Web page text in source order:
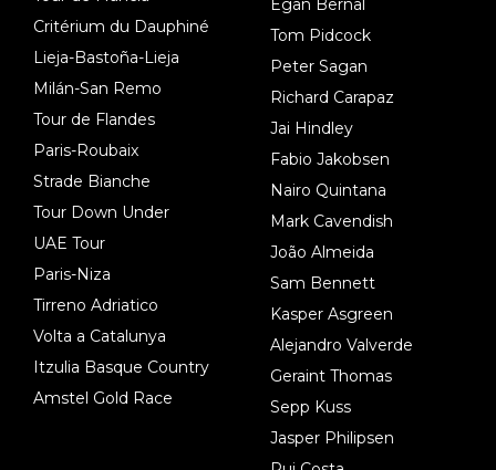
Critérium du Dauphiné
Lieja-Bastoña-Lieja
Milán-San Remo
Tour de Flandes
Paris-Roubaix
Strade Bianche
Tour Down Under
UAE Tour
Paris-Niza
Tirreno Adriatico
Volta a Catalunya
Itzulia Basque Country
Amstel Gold Race
Egan Bernal
Tom Pidcock
Peter Sagan
Richard Carapaz
Jai Hindley
Fabio Jakobsen
Nairo Quintana
Mark Cavendish
João Almeida
Sam Bennett
Kasper Asgreen
Alejandro Valverde
Geraint Thomas
Sepp Kuss
Jasper Philipsen